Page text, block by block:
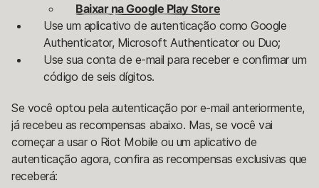
Baixar na Google Play Store
Use um aplicativo de autenticação como Google
Authenticator, Microsoft Authenticator ou Duo;
Use sua conta de e-mail para receber e confirmar um
código de seis dígitos.
Se você optou pela autenticação por e-mail anteriormente,
já recebeu as recompensas abaixo. Mas, se você vai
começar a usar o Riot Mobile ou um aplicativo de
autenticação agora, confira as recompensas exclusivas que
receberá: